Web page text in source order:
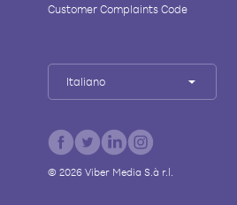
Customer Complaints Code
Italiano
© 2026Viber Media S.à r.l.